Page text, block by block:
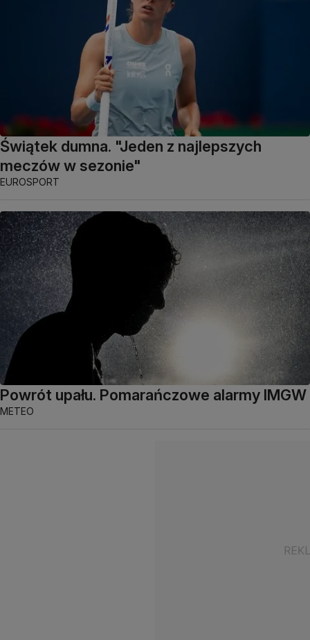
Świątek dumna. "Jeden z najlepszych
meczów w sezonie"
EUROSPORT
Powrót upału. Pomarańczowe alarmy IMGW
METEO